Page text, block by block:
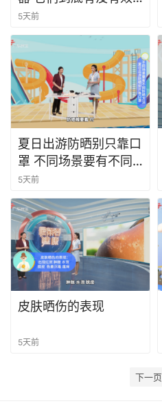
果呢
5天前
夏日出游防晒别只靠口
罩 不同场景要有不同
防晒方法
5天前
皮肤晒伤的表现
5天前
下一页